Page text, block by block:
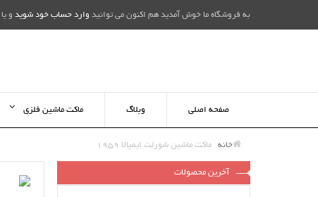
به فروشگاه ما خوش آمدید هم اکنون می توانید وارد حساب خود شوید و یا
صفحه اصلی وبلاگ ماکت ماشین فلزی
خانه ماکت ماشین شورلت ایمپالا 1959
آخرین محصولات